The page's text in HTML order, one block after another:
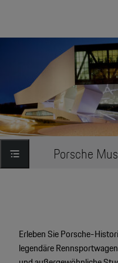
Fahrzeug konfigurieren
911
Taycan
Panamera
Neu- & Gebrauchtwagen
Zubehör
Zubehör Finder
Driver's Selection Online-Shop
Frag Porsche
Porsche Connect
Porsche
Erleben Sie Porsche-
legendäre